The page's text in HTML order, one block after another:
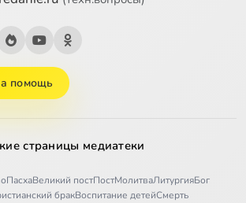
помощь
страницы медиатеки
ПасхаВеликий постПостМолитваЛитургияБог
бракВоспитание детейСмерть